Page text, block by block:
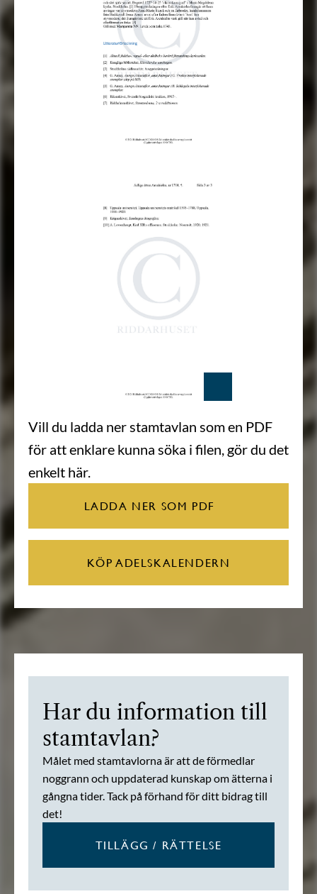
Vill du ladda ner stamtavlan som en PDF
för att enklare kunna söka i filen, gör du det
enkelt här.
LADDA NER SOM PDF
KÖP ADELSKALENDERN
Har du information till
stamtavlan?
Målet med stamtavlorna är att de förmedlar
noggrann och uppdaterad kunskap om ätterna i
gångna tider. Tack på förhand för ditt bidrag till
det!
TILLÄGG / RÄTTELSE